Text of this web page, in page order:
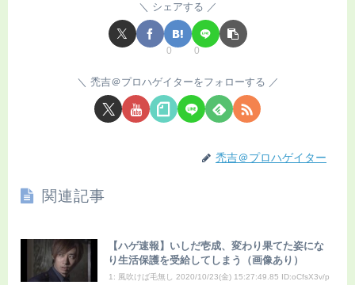
シェアする
0 0
禿吉＠プロハゲイターをフォローする
禿吉＠プロハゲイター
関連記事
【ハゲ速報】いしだ壱成、変わり果てた姿にな
り生活保護を受給してしまう（画像あり）
1: 風吹けば毛無し 2020/10/23(金) 15:27:49.85 ID:oCfsX3v/p